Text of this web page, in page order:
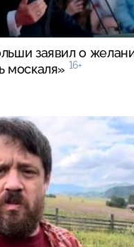
заявил о
москаля» 16+